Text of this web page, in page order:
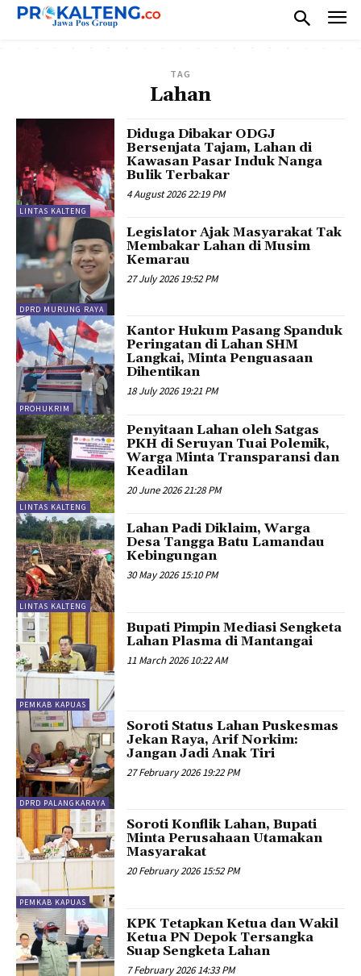
TAG
Lahan
LINTAS KALTENG
Diduga Dibakar ODGJ
Bersenjata Tajam, Lahan di
Kawasan Pasar Induk Nanga
Bulik Terbakar
4 August 2026 22:19 PM
DPRD MURUNG RAYA
Legislator Ajak Masyarakat Tak
Membakar Lahan di Musim
Kemarau
27 July 2026 19:52 PM
PROHUKRIM
Kantor Hukum Pasang Spanduk
Peringatan di Lahan SHM
Langkai, Minta Penguasaan
Dihentikan
18 July 2026 19:21 PM
LINTAS KALTENG
Penyitaan Lahan oleh Satgas
PKH di Seruyan Tuai Polemik,
Warga Minta Transparansi dan
Keadilan
20 June 2026 21:28 PM
LINTAS KALTENG
Lahan Padi Diklaim, Warga
Desa Tangga Batu Lamandau
Kebingungan
30 May 2026 15:10 PM
PEMKAB KAPUAS
Bupati Pimpin Mediasi Sengketa
Lahan Plasma di Mantangai
11 March 2026 10:22 AM
DPRD PALANGKARAYA
Soroti Status Lahan Puskesmas
Jekan Raya, Arif Norkim:
Jangan Jadi Anak Tiri
27 February 2026 19:22 PM
PEMKAB KAPUAS
Soroti Konflik Lahan, Bupati
Minta Perusahaan Utamakan
Masyarakat
20 February 2026 15:52 PM
KPK Tetapkan Ketua dan Wakil
Ketua PN Depok Tersangka
Suap Sengketa Lahan
7 February 2026 14:33 PM